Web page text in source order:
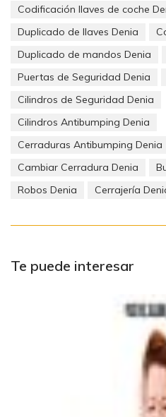
para tener la máxima protección
Codificación llaves de coche
Duplicado de llaves Denia
Duplicado de mandos Denia
Puertas de Seguridad Denia
Cilindros de Seguridad Denia
Cilindros Antibumping Denia
Cerraduras Antibumping Denia
Cambiar Cerradura Denia
Robos Denia
Cerrajería
Te puede interesar